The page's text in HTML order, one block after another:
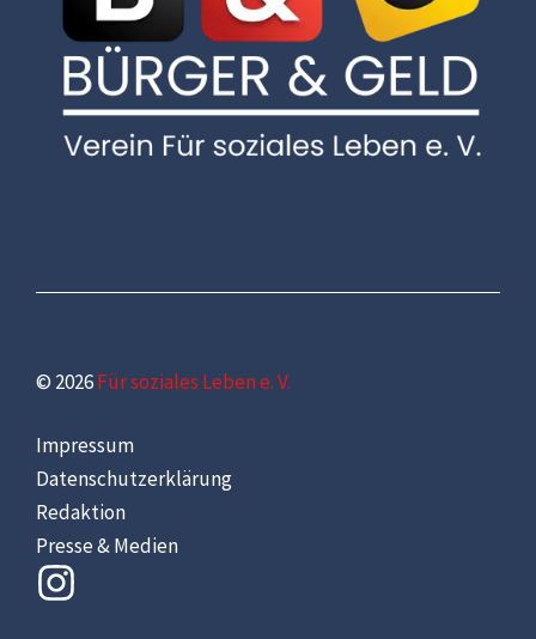
© 2026Für soziales Leben e. V.
Impressum
Datenschutzerklärung
Redaktion
Presse & Medien